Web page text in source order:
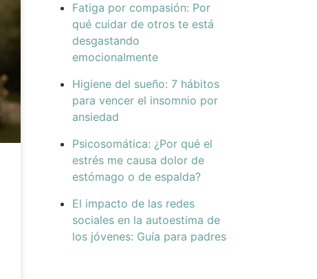
Fatiga por compasión: Por
qué cuidar de otros te está
desgastando
emocionalmente
Higiene del sueño: 7 hábitos
para vencer el insomnio por
ansiedad
Psicosomática: ¿Por qué el
estrés me causa dolor de
estómago o de espalda?
El impacto de las redes
sociales en la autoestima de
los jóvenes: Guía para padres